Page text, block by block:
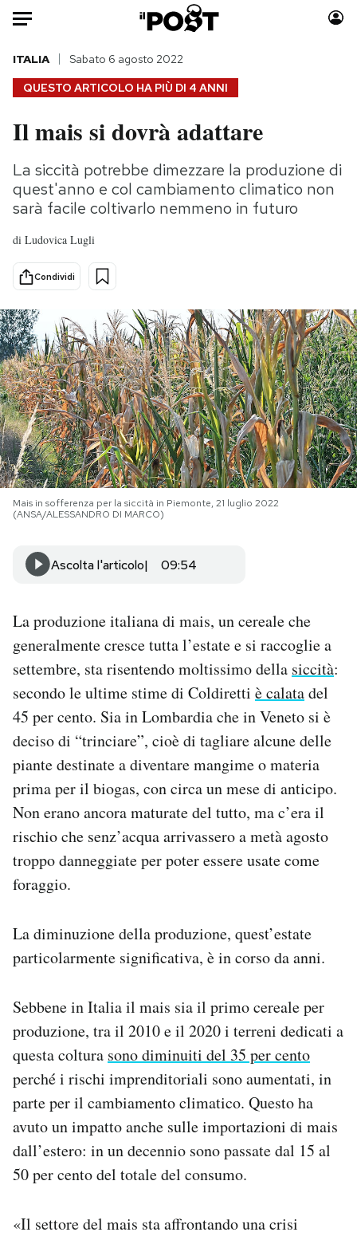
Auto
HOME
Italia
Politica
Tecnologia
Scienza
Cultura
Economia
Sport
Moda
Consumismi
Storie/Idee
Mondiali calcio 2026
PODCAST
NEWSLETTER
AREA PERSONALE
Area Personale
Notifiche mobile
Regala il Post
Hai bisogno di aiuto?
Esci
QUESTO ARTICOLO HA PIÙ DI 4 ANNI
ITALIA Sabato 6 agosto 2022
Il mais si dovrà adattare
La siccità potrebbe dimezzare la produzione di
quest'anno e col cambiamento climatico non
sarà facile coltivarlo nemmeno in futuro
di Ludovica Lugli
Condividi
Mais in sofferenza per la siccità in Piemonte, 21 luglio 2022
(ANSA/ALESSANDRO DI MARCO)
Ascolta l'articolo 09:54
La produzione italiana di mais, un cereale che
generalmente cresce tutta l’estate e si raccoglie a
settembre, sta risentendo moltissimo della siccità:
secondo le ultime stime di Coldiretti è calatadel
45 per cento. Sia in Lombardia che in Veneto si è
deciso di “trinciare”, cioè di tagliare alcune delle
piante destinate a diventare mangime o materia
prima per il biogas, con circa un mese di anticipo.
Non erano ancora maturate del tutto, ma c’era il
rischio che senz’acqua arrivassero a metà agosto
troppo danneggiate per poter essere usate come
foraggio.
La diminuzione della produzione, quest’estate
particolarmente significativa, è in corso da anni.
Sebbene in Italia il mais sia il primo cereale per
produzione, tra il 2010 e il 2020 i terreni dedicati a
questa coltura sono diminuiti del 35 per cento
perché i rischi imprenditoriali sono aumentati, in
parte per il cambiamento climatico. Questo ha
avuto un impatto anche sulle importazioni di mais
dall’estero: in un decennio sono passate dal 15 al
50 per cento del totale del consumo.
«Il settore del mais sta affrontando una crisi